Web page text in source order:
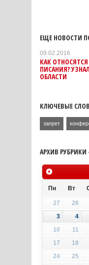
ЕЩЕ НОВОСТИ
09.02.2016
КАК
ПИСАНИЯ?
ОБЛАСТИ
КЛЮЧЕВЫЕ
запрет
АРХИВ РУБРИКИ
Пн Вт
27 28
3
4
10
11
17
18
24
25